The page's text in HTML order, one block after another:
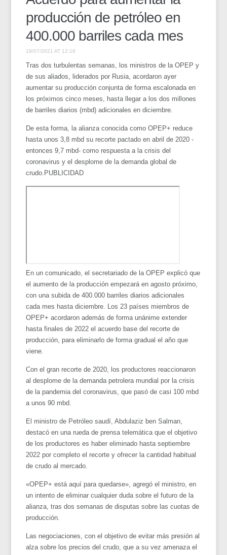
producción de petróleo en
400.000 barriles cada mes
19/07/2021 AT 12:16
Tras dos turbulentas semanas, los ministros de la OPEP y
de sus aliados, liderados por Rusia, acordaron ayer
aumentar su producción conjunta de forma escalonada en
los próximos cinco meses, hasta llegar a los dos millones
de barriles diarios (mbd) adicionales en diciembre.
De esta forma, la alianza conocida como OPEP+ reduce
hasta unos 3,8 mbd su recorte pactado en abril de 2020 -
entonces 9,7 mbd- como respuesta a la crisis del
coronavirus y el desplome de la demanda global de
crudo.PUBLICIDAD
En un comunicado, el secretariado de la OPEP explicó que
el aumento de la producción empezará en agosto próximo,
con una subida de 400.000 barriles diarios adicionales
cada mes hasta diciembre. Los 23 países miembros de
OPEP+ acordaron además de forma unánime extender
hasta finales de 2022 el acuerdo base del recorte de
producción, para eliminarlo de forma gradual el año que
viene.
Con el gran recorte de 2020, los productores reaccionaron
al desplome de la demanda petrolera mundial por la crisis
de la pandemia del coronavirus, que pasó de casi 100 mbd
a unos 90 mbd.
El ministro de Petróleo saudí, Abdulaziz ben Salman,
destacó en una rueda de prensa telemática que el objetivo
de los productores es haber eliminado hasta septiembre
2022 por completo el recorte y ofrecer la cantidad habitual
de crudo al mercado.
«OPEP+ está aquí para quedarse», agregó el ministro, en
un intento de eliminar cualquier duda sobre el futuro de la
alianza, tras dos semanas de disputas sobre las cuotas de
producción.
Las negociaciones, con el objetivo de evitar más presión al
alza sobre los precios del crudo, que a su vez amenaza el